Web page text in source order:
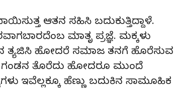
ಆತನ ಸಹಿಸಿ ಬದುಕುತ್ತಿದ್ದಾಳೆ.
ಮಾತೃ ಪ್ರಜ್ಞೆ. ಮಕ್ಕಳು
ತ್ಯಜಿಸಿ ಹೋದರೆ ಸಮಾಜ ತನಗೆ ಹೊರೆಸುವ
ಗಂಡನ ತೊರೆದು ಹೋದರೂ ಮುಂದೆ
ಇವೆಲ್ಲಕ್ಕೂ ಹೆಣ್ಣು ಬದುಕಿನ ಸಾಮೂಹಿಕ